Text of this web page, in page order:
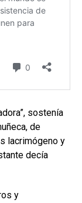
sostenía
de
lacrimógeno y
decía
y